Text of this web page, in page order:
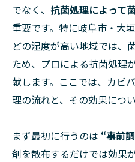
でなく、 抗菌処理によって
重要です。特に岐阜市・大
どの湿度が高い地域では、
ため、プロによる抗菌処理
献します。ここでは、カビ
理の流れと、その効果につ
まず最初に行うのは “事前
剤を散布するだけでは効果